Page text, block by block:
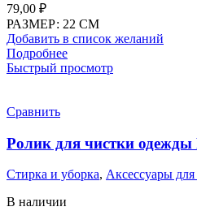
79,00 ₽
РАЗМЕР: 22 СМ
Добавить в список желаний
Подробнее
Быстрый просмотр
Сравнить
Ролик для чистки одежды
Стирка и уборка, Аксессуары
В наличии